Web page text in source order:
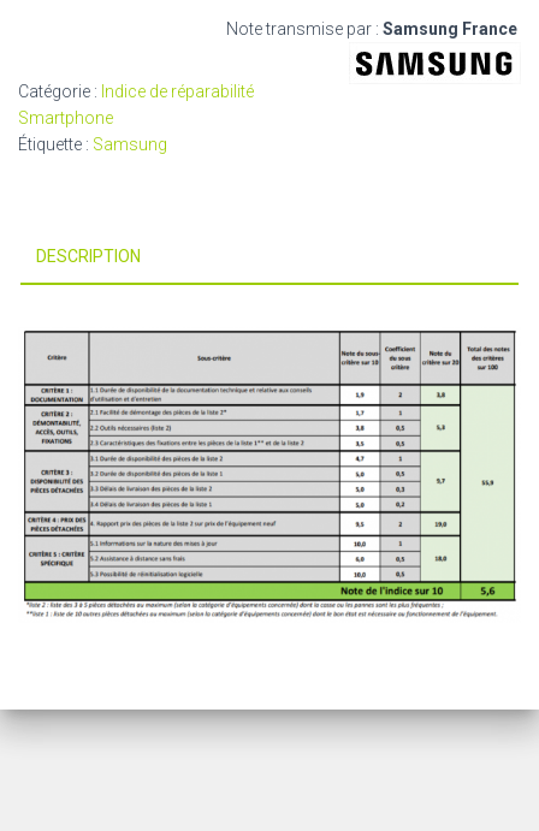
Note transmise par : Samsung France
Catégorie : Indice de réparabilité
Smartphone
Étiquette : Samsung
DESCRIPTION